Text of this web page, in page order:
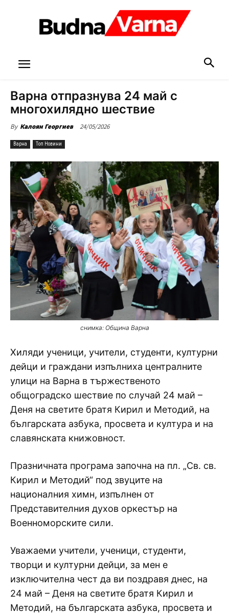
Варна отпразнува 24 май с
многохилядно шествие
By Калоян Георгиев 24/05/2026
Варна Топ Новини
снимка: Община Варна
Хиляди ученици, учители, студенти, културни
дейци и граждани изпълниха централните
улици на Варна в тържественото
общоградско шествие по случай 24 май –
Деня на светите братя Кирил и Методий, на
българската азбука, просвета и култура и на
славянската книжовност.
Празничната програма започна на пл. „Св. св.
Кирил и Методий“ под звуците на
националния химн, изпълнен от
Представителния духов оркестър на
Военноморските сили.
Уважаеми учители, ученици, студенти,
творци и културни дейци, за мен е
изключителна чест да ви поздравя днес, на
24 май – Деня на светите братя Кирил и
Методий, на българската азбука, просвета и